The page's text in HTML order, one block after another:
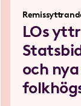
LOs
och